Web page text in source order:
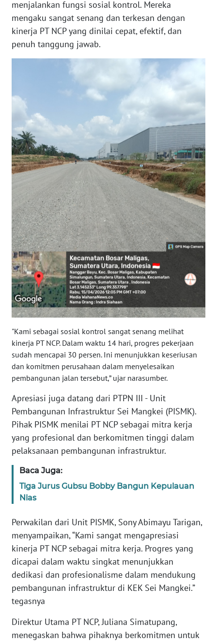
menjalankan fungsi sosial kontrol. Mereka
mengaku sangat senang dan terkesan dengan
kinerja PT NCP yang dinilai cepat, efektif, dan
penuh tanggung jawab.
"Kami sebagai sosial kontrol sangat senang melihat
kinerja PT NCP. Dalam waktu 14 hari, progres pekerjaan
sudah mencapai 30 persen. Ini menunjukkan keseriusan
dan komitmen perusahaan dalam menyelesaikan
pembangunan jalan tersebut,” ujar narasumber.
Apresiasi juga datang dari PTPN III - Unit
Pembangunan Infrastruktur Sei Mangkei (PISMK).
Pihak PISMK menilai PT NCP sebagai mitra kerja
yang profesional dan berkomitmen tinggi dalam
pelaksanaan pembangunan infrastruktur.
Baca Juga:
Tiga Jurus Gubsu Bobby Bangun Kepulauan
Nias
Perwakilan dari Unit PISMK, Sony Abimayu Tarigan,
menyampaikan, “Kami sangat mengapresiasi
kinerja PT NCP sebagai mitra kerja. Progres yang
dicapai dalam waktu singkat menunjukkan
dedikasi dan profesionalisme dalam mendukung
pembangunan infrastruktur di KEK Sei Mangkei.”
tegasnya
Direktur Utama PT NCP, Juliana Simatupang,
menegaskan bahwa pihaknya berkomitmen untuk
WN
JAMBI
WN
WN
NTB
WN
SULTENG
WN
WN
BABEL
WN
SUMBAR
WN
SUMSEL
WN
WN
LAMPUNG
JATENG
WN
WN
JOGJA
WN
JATIM
BALI
WN
KALBAR
WN
WN